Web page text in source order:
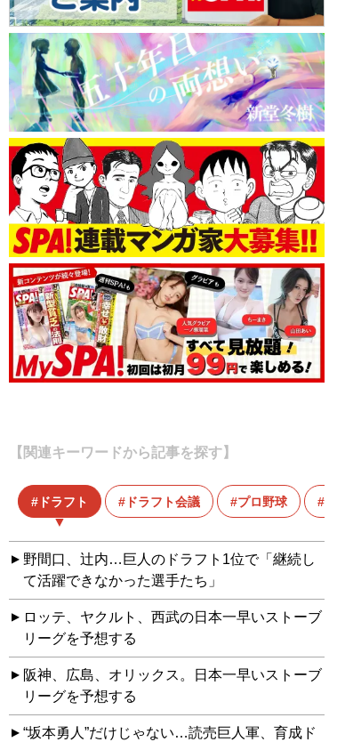
【関連キーワードから記事を探す】
ドラフト ドラフト会議 プロ野球
野間口、辻内…巨人のドラフト1位で「継続し
て活躍できなかった選手たち」
ロッテ、ヤクルト、西武の日本一早いストーブ
リーグを予想する
阪神、広島、オリックス。日本一早いストーブ
リーグを予想する
“坂本勇人”だけじゃない…読売巨人軍、育成ド